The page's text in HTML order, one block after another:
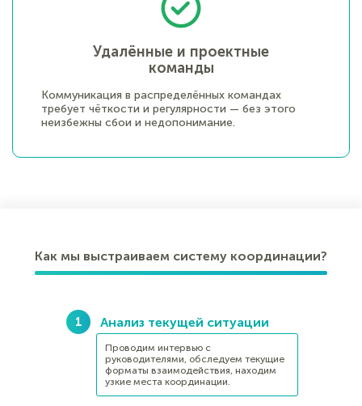
Удалённые и проектные
команды
Коммуникация в распределённых командах
требует чёткости и регулярности — без этого
неизбежны сбои и недопонимание.
Как мы выстраиваем систему координации?
Анализ текущей ситуации
Проводим интервью с
руководителями, обследуем текущие
форматы взаимодействия, находим
узкие места координации.